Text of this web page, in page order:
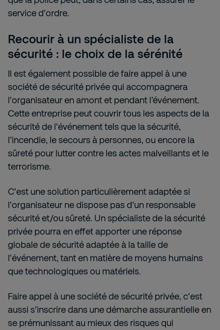
service d'ordre.
Recourir à un spécialiste de la
sécurité : le choix de la sérénité
Il est également possible de faire appel à une
société de sécurité privée qui accompagnera
l'organisateur en amont et pendant l’événement.
Cette entreprise peut couvrir tous les aspects de la
sécurité de l'événement tels que la sécurité,
l’incendie, le secours à personnes, ou encore la
sûreté pour lutter contre les actes malveillants et le
terrorisme.
C'est une solution particulièrement adaptée si
l'organisateur ne dispose pas d'un responsable
sécurité et/ou sûreté. Un spécialiste de la sécurité
privée pourra en effet apporter une réponse
globale de sécurité adaptée à la taille de
l'événement, tant en matière de moyens humains
que technologiques ou matériels.
Faire appel à une société de sécurité privée, c'est
aussi s'inscrire dans une démarche assurantielle en
se prémunissant au mieux des risques qui